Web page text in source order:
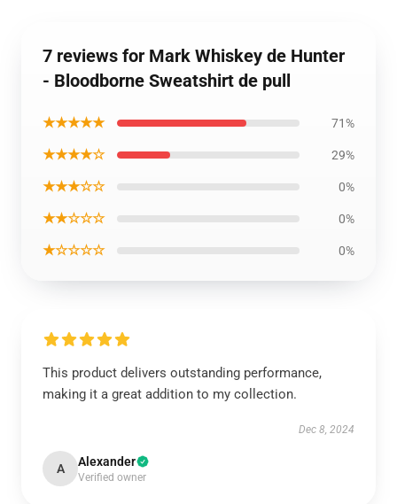
7 reviews for Mark Whiskey de Hunter
- Bloodborne Sweatshirt de pull
★★★★★ 71%
★★★★☆ 29%
★★★☆☆ 0%
★★☆☆☆ 0%
★☆☆☆☆ 0%
This product delivers outstanding performance,
making it a great addition to my collection.
Dec 8, 2024
A Alexander
Verified owner